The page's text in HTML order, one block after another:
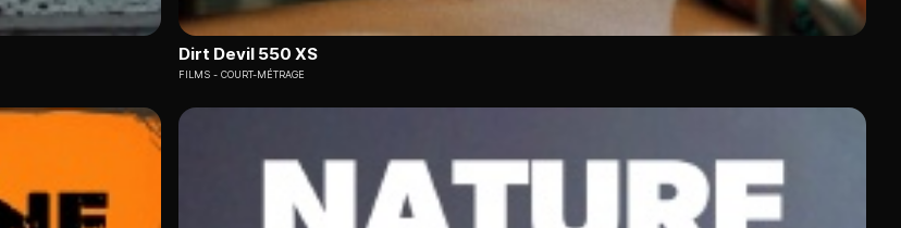
Dirt Devil 550 XS
FILMS COURT-MÉTRAGE